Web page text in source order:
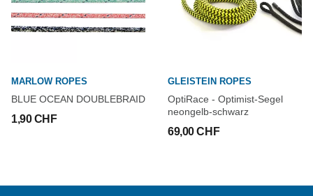
MARLOW ROPES
BLUE OCEAN DOUBLEBRAID
1,90 CHF
GLEISTEIN ROPES
OptiRace - Optimist-Segel
neongelb-schwarz
69,00 CHF